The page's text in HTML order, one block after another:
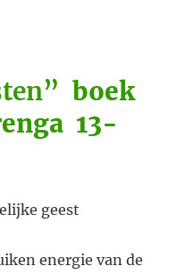
boek
13-
geest
energie van de